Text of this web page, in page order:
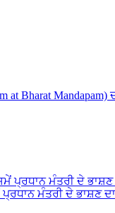
at Bharat
ਮੰਤਰੀ ਦੇ ਭਾਸ਼ਣ